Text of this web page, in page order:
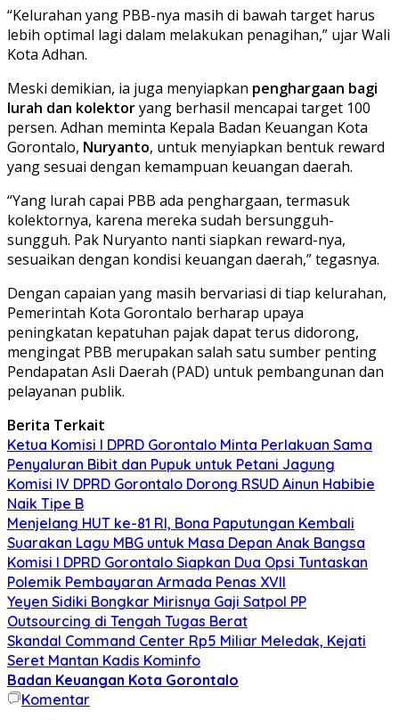
“Kelurahan yang PBB-nya masih di bawah target harus
lebih optimal lagi dalam melakukan penagihan,” ujar Wali
Kota Adhan.
Meski demikian, ia juga menyiapkan penghargaan bagi
lurah dan kolektoryang berhasil mencapai target 100
persen. Adhan meminta Kepala Badan Keuangan Kota
Gorontalo, Nuryanto, untuk menyiapkan bentuk reward
yang sesuai dengan kemampuan keuangan daerah.
“Yang lurah capai PBB ada penghargaan, termasuk
kolektornya, karena mereka sudah bersungguh-
sungguh. Pak Nuryanto nanti siapkan reward-nya,
sesuaikan dengan kondisi keuangan daerah,” tegasnya.
Dengan capaian yang masih bervariasi di tiap kelurahan,
Pemerintah Kota Gorontalo berharap upaya
peningkatan kepatuhan pajak dapat terus didorong,
mengingat PBB merupakan salah satu sumber penting
Pendapatan Asli Daerah (PAD) untuk pembangunan dan
pelayanan publik.
Berita Terkait
Ketua Komisi I DPRD Gorontalo Minta Perlakuan Sama
Penyaluran Bibit dan Pupuk untuk Petani Jagung
Komisi IV DPRD Gorontalo Dorong RSUD Ainun Habibie
Naik Tipe B
Menjelang HUT ke-81 RI, Bona Paputungan Kembali
Suarakan Lagu MBG untuk Masa Depan Anak Bangsa
Komisi I DPRD Gorontalo Siapkan Dua Opsi Tuntaskan
Polemik Pembayaran Armada Penas XVII
Yeyen Sidiki Bongkar Mirisnya Gaji Satpol PP
Outsourcing di Tengah Tugas Berat
Skandal Command Center Rp5 Miliar Meledak, Kejati
Seret Mantan Kadis Kominfo
Badan Keuangan Kota Gorontalo
Komentar